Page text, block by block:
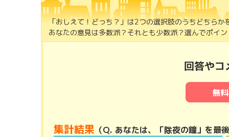
「おしえて！どっち？」は2つの選択肢のうちどちら
あなたの意見は多数派？それとも少数派？選んでポイ
回答やコ
無
集計結果 （Q. あなたは、「除夜の鐘」を最